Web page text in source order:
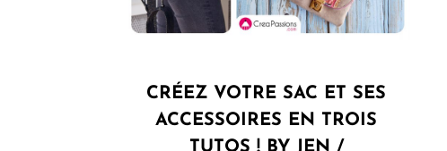
CRÉEZ VOTRE SAC ET SES
ACCESSOIRES EN TROIS